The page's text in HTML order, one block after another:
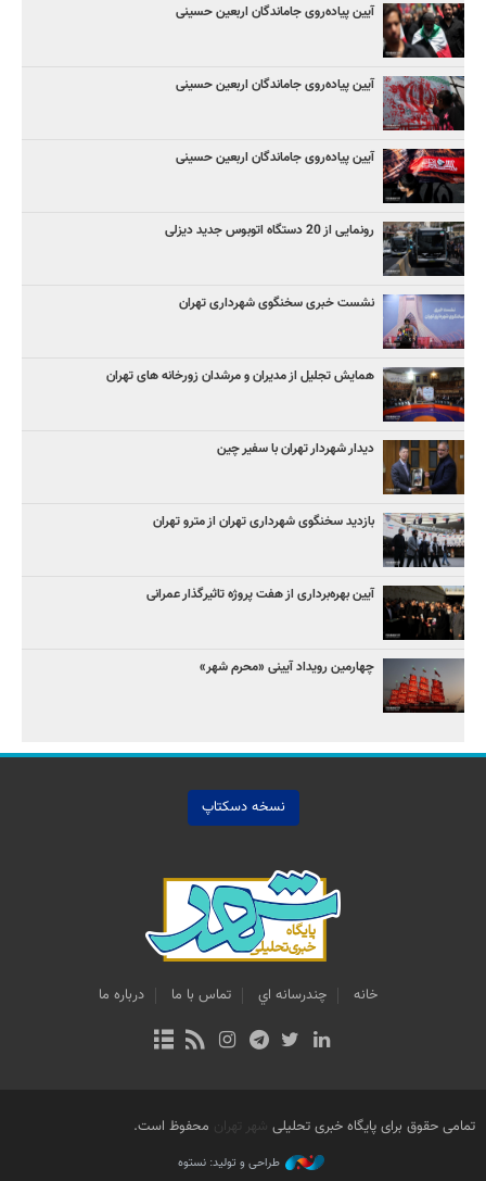
آیین پیاده‌روی جاماندگان اربعین حسینی
آیین پیاده‌روی جاماندگان اربعین حسینی
آیین پیاده‌روی جاماندگان اربعین حسینی
رونمایی از 20 دستگاه اتوبوس جدید دیزلی
نشست خبری سخنگوی شهرداری تهران
همایش تجلیل از مدیران و مرشدان زورخانه های تهران
دیدار شهردار تهران با سفیر چین
بازدید سخنگوی شهرداری تهران از مترو تهران
آیین‌ بهره‌برداری از هفت پروژه تاثیرگذار عمرانی
چهارمین رویداد آیینی «محرم شهر»
نسخه دسکتاپ
خانه چندرسانه اي تماس با ما درباره ما
تمامی حقوق برای پایگاه خبری تحلیلی شهر تهران محفوظ است.
طراحی و تولید: نستوه